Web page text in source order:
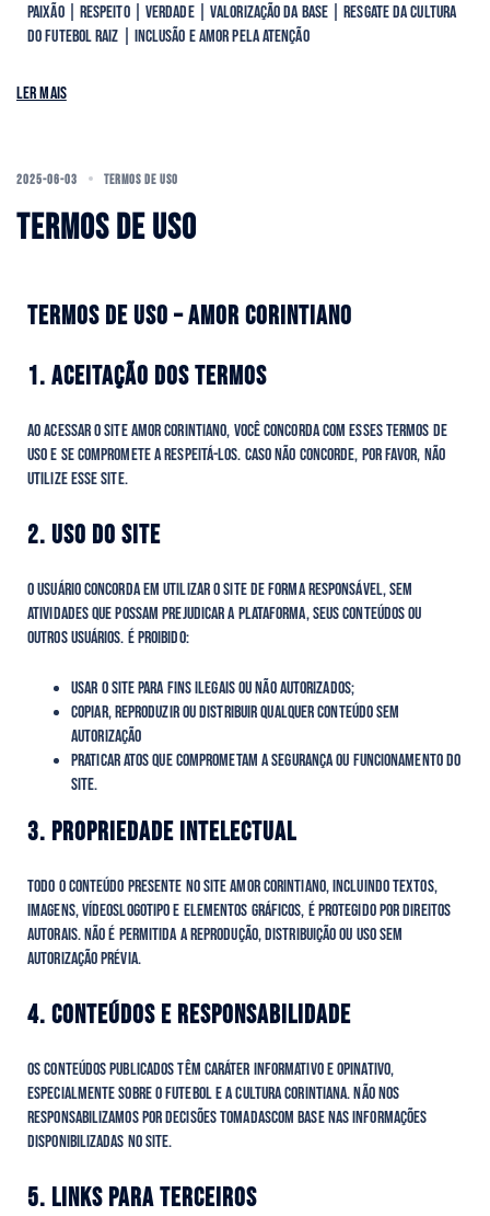
Paixão | Respeito | Verdade | Valorização da Base | Resgate da Cultura
do Futebol Raiz | Inclusão e Amor Pela Atenção
Ler mais
2025-06-03 TERMOS DE USO
TERMOS DE USO
TERMOS DE USO – AMOR CORINTIANO
1. ACEITAÇÃO DOS TERMOS
Ao acessar o site Amor Corintiano, você concorda com esses Termos de
Uso e se compromete a respeitá-los. Caso não concorde, por favor, não
utilize esse site.
2. USO DO SITE
O usuário concorda em utilizar o site de forma responsável, sem
atividades que possam prejudicar a plataforma, seus conteúdos ou
outros usuários. É proibido:
Usar o site para fins ilegais ou não autorizados;
Copiar, reproduzir ou distribuir qualquer conteúdo sem
autorização
Praticar atos que comprometam a segurança ou funcionamento do
site.
3. PROPRIEDADE INTELECTUAL
Todo o conteúdo presente no site Amor Corintiano, incluindo textos,
imagens, vídeoslogotipo e elementos gráficos, é protegido por direitos
autorais. Não é permitida a reprodução, distribuição ou uso sem
autorização prévia.
4. CONTEÚDOS E RESPONSABILIDADE
Os conteúdos publicados têm caráter informativo e opinativo,
especialmente sobre o futebol e a cultura corintiana. Não nos
responsabilizamos por decisões tomadascom base nas informações
disponibilizadas no site.
5. LINKS PARA TERCEIROS